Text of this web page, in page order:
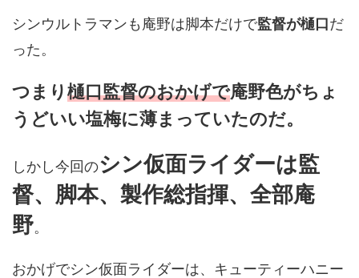
シンウルトラマンも庵野は脚本だけで監督が樋口だ
った。
つまり樋口監督のおかげで庵野色がちょ
うどいい塩梅に薄まっていたのだ。
しかし今回のシン仮面ライダーは監
督、脚本、製作総指揮、全部庵
野。
おかげでシン仮面ライダーは、キューティーハニー